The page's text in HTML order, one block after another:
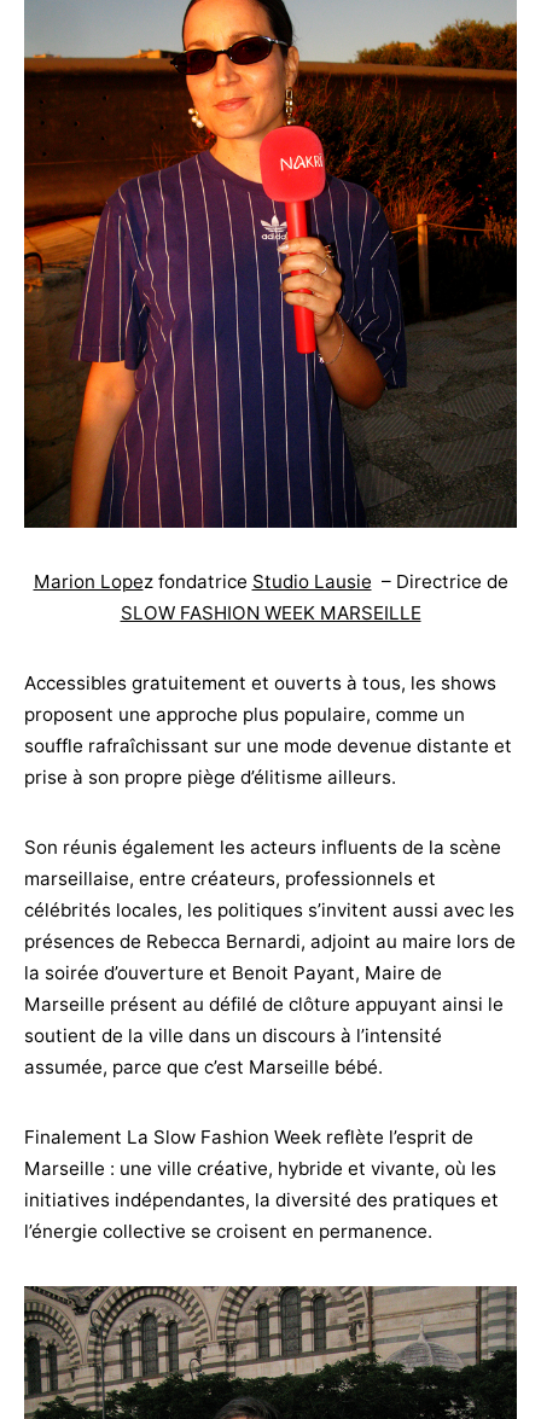
Marion Lopez fondatrice Studio Lausie – Directrice de
SLOW FASHION WEEK MARSEILLE
Accessibles gratuitement et ouverts à tous, les shows
proposent une approche plus populaire, comme un
souffle rafraîchissant sur une mode devenue distante et
prise à son propre piège d’élitisme ailleurs.
Son réunis également les acteurs influents de la scène
marseillaise, entre créateurs, professionnels et
célébrités locales, les politiques s’invitent aussi avec les
présences de Rebecca Bernardi, adjoint au maire lors de
la soirée d’ouverture et Benoit Payant, Maire de
Marseille présent au défilé de clôture appuyant ainsi le
soutient de la ville dans un discours à l’intensité
assumée, parce que c’est Marseille bébé.
Finalement La Slow Fashion Week reflète l’esprit de
Marseille : une ville créative, hybride et vivante, où les
initiatives indépendantes, la diversité des pratiques et
l’énergie collective se croisent en permanence.